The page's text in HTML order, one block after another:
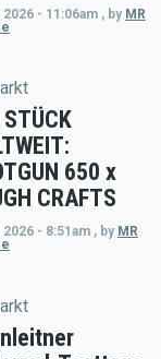
2026 - 11:06am , by MR
650 x
CRAFTS
2026 - 8:51am , by MR